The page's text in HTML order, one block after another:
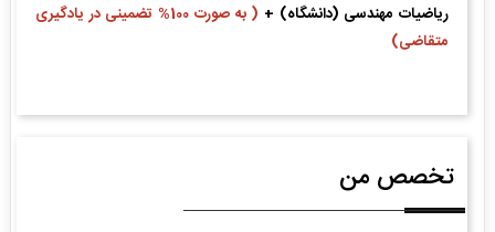
ریاضیات مهندسی (دانشگاه) +
( به صورت 100% تضمینی در یادگیری
متقاضی)
تخصص من